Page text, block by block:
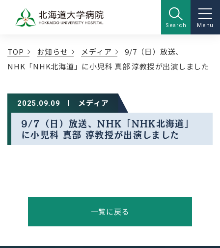
Search Menu
TOP お知らせ メディア
9/7（日）放送、
NHK「NHK北海道」に小児科 真部 淳教授が出演しました
2025.09.09 メディア
9/7（日）放送、NHK「NHK北海道」
に小児科 真部 淳教授が出演しました
一覧に戻る